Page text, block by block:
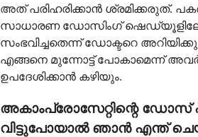
അത് പരിഹരിക്കാൻ ശ്രമിക്കരുത്.
സാധാരണ ഡോസിംഗ്
സംഭവിച്ചതെന്ന് ഡോക്ടറെ
എങ്ങനെ മുന്നോട്ട് പോകാമെന്ന്
ഉപദേശിക്കാൻ കഴിയും.
അകാംപ്രോസേറ്റിന്റെ ഡോസ്
വിട്ടുപോയാൽ ഞാൻ എന്ത്